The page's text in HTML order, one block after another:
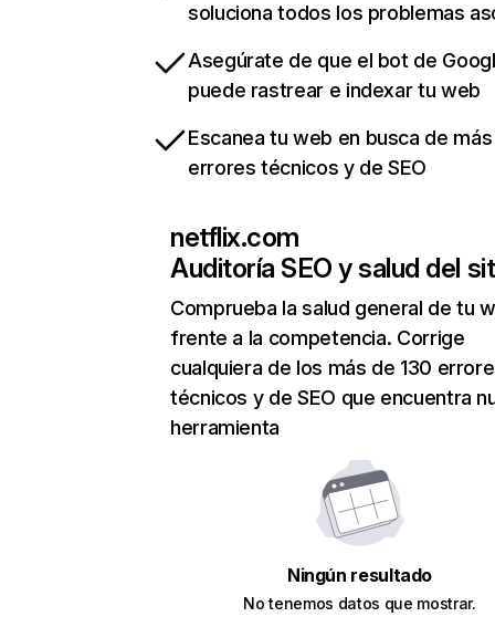
soluciona todos los problemas
Asegúrate de que el bot de
puede rastrear e indexar tu web
Escanea tu web en busca de
errores técnicos y de SEO
netflix.com
Auditoría SEO y salud del
Comprueba la salud general de tu
frente a la competencia. Corrige
cualquiera de los más de 130
técnicos y de SEO que encuentra
herramienta
Ningún resultado
No tenemos datos que mostrar.